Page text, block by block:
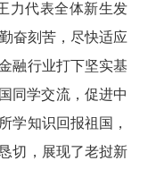
力代表全体新生发
奋刻苦，尽快适应
融行业打下坚实基
同学交流，促进中
学知识回报祖国，
切，展现了老挝新